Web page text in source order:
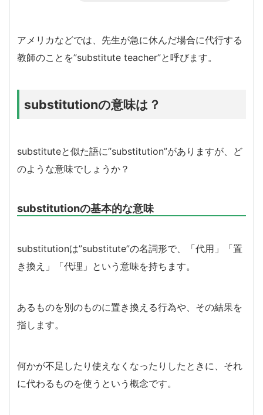
アメリカなどでは、先生が急に休んだ場合に代行する
教師のことを”substitute teacher”と呼びます。
substitutionの意味は？
substituteと似た語に”substitution”がありますが、ど
のような意味でしょうか？
substitutionの基本的な意味
substitutionは”substitute”の名詞形で、「代用」「置
き換え」「代理」という意味を持ちます。
あるものを別のものに置き換える行為や、その結果を
指します。
何かが不足したり使えなくなったりしたときに、それ
に代わるものを使うという概念です。